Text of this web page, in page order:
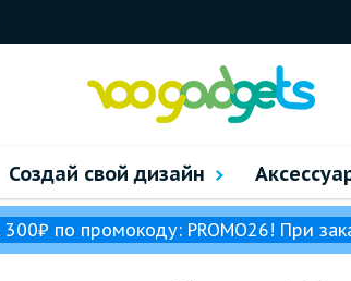
Создай свой дизайн
по промокоду: PROMO26! При